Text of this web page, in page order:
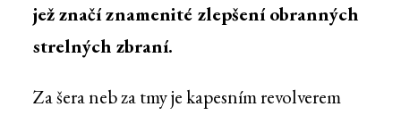
jež značí znamenité zlepšení obranných
strelných zbraní.
Za šera neb za tmy je kapesním revolverem